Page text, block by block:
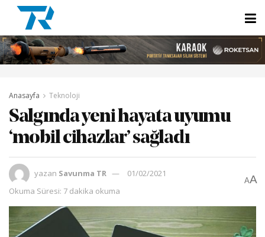
Anasayfa Teknoloji
Salgında yeni hayata uyumu
‘mobil cihazlar’ sağladı
yazan Savunma TR
01/02/2021
Okuma Süresi: 7 dakika okuma
AA